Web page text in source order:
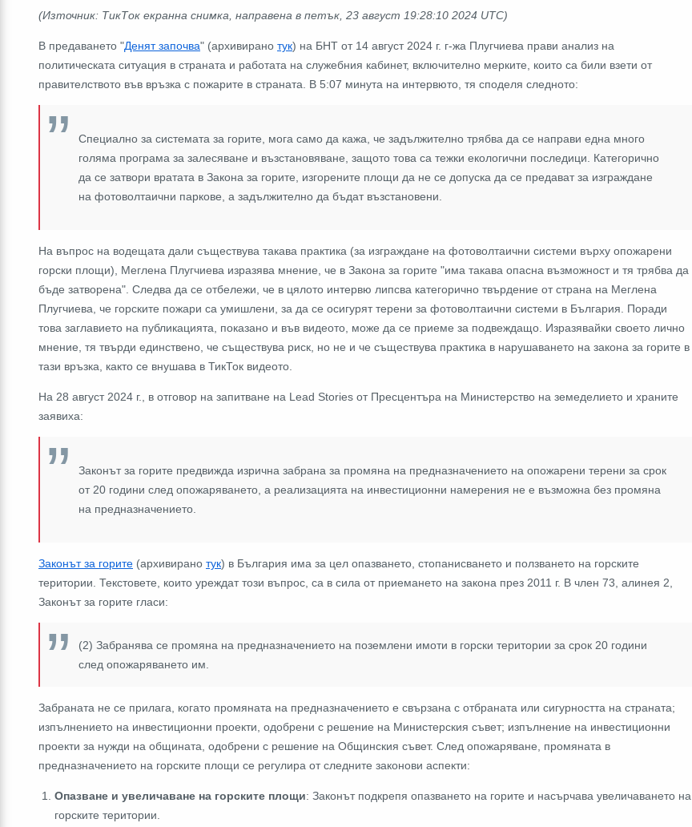
(Източник: ТикТок екранна снимка, направена в петък, 23 август 19:28:10 2024 UTC)
В предаването "Денят започва" (архивирано тук) на БНТ от 14 август 2024 г. г-жа Плугчиева прави анализ на
политическата ситуация в страната и работата на служебния кабинет, включително мерките, които са били взети от
правителството във връзка с пожарите в страната. В 5:07 минута на интервюто, тя споделя следното:
Специално за системата за горите, мога само да кажа, че задължително трябва да се направи една много
голяма програма за залесяване и възстановяване, защото това са тежки екологични последици. Категорично
да се затвори вратата в Закона за горите, изгорените площи да не се допуска да се предават за изграждане
на фотоволтаични паркове, а задължително да бъдат възстановени.
На въпрос на водещата дали съществува такава практика (за изграждане на фотоволтаични системи върху опожарени
горски площи), Меглена Плугчиева изразява мнение, че в Закона за горите "има такава опасна възможност и тя трябва да
бъде затворена". Следва да се отбележи, че в цялото интервю липсва категорично твърдение от страна на Меглена
Плугчиева, че горските пожари са умишлени, за да се осигурят терени за фотоволтаични системи в България. Поради
това заглавието на публикацията, показано и във видеото, може да се приеме за подвеждащо. Изразявайки своето лично
мнение, тя твърди единствено, че съществува риск, но не и че съществува практика в нарушаването на закона за горите в
тази връзка, както се внушава в ТикТок видеото.
На 28 август 2024 г., в отговор на запитване на Lead Stories от Пресцентъра на Министерство на земеделието и храните
заявиха:
Законът за горите предвижда изрична забрана за промяна на предназначението на опожарени терени за срок
от 20 години след опожаряването, а реализацията на инвестиционни намерения не е възможна без промяна
на предназначението.
Законът за горите (архивирано тук) в България има за цел опазването, стопанисването и ползването на горските
територии. Текстовете, които уреждат този въпрос, са в сила от приемането на закона през 2011 г. В член 73, алинея 2,
Законът за горите гласи:
(2) Забранява се промяна на предназначението на поземлени имоти в горски територии за срок 20 години
след опожаряването им.
Забраната не се прилага, когато промяната на предназначението е свързана с отбраната или сигурността на страната;
изпълнението на инвестиционни проекти, одобрени с решение на Министерския съвет; изпълнение на инвестиционни
проекти за нужди на общината, одобрени с решение на Общинския съвет. След опожаряване, промяната в
предназначението на горските площи се регулира от следните законови аспекти:
Опазване и увеличаване на горските площи: Законът подкрепя опазването на горите и насърчава увеличаването на
горските територии.